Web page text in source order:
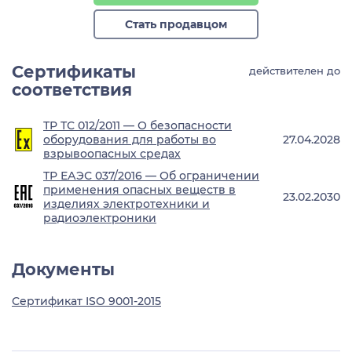
Стать продавцом
Сертификаты
соответствия
действителен до
ТР ТС 012/2011 — О безопасности
оборудования для работы во
взрывоопасных средах
27.04.2028
ТР ЕАЭС 037/2016 — Об ограничении
применения опасных веществ в
изделиях электротехники и
радиоэлектроники
23.02.2030
Документы
Сертификат ISO 9001-2015